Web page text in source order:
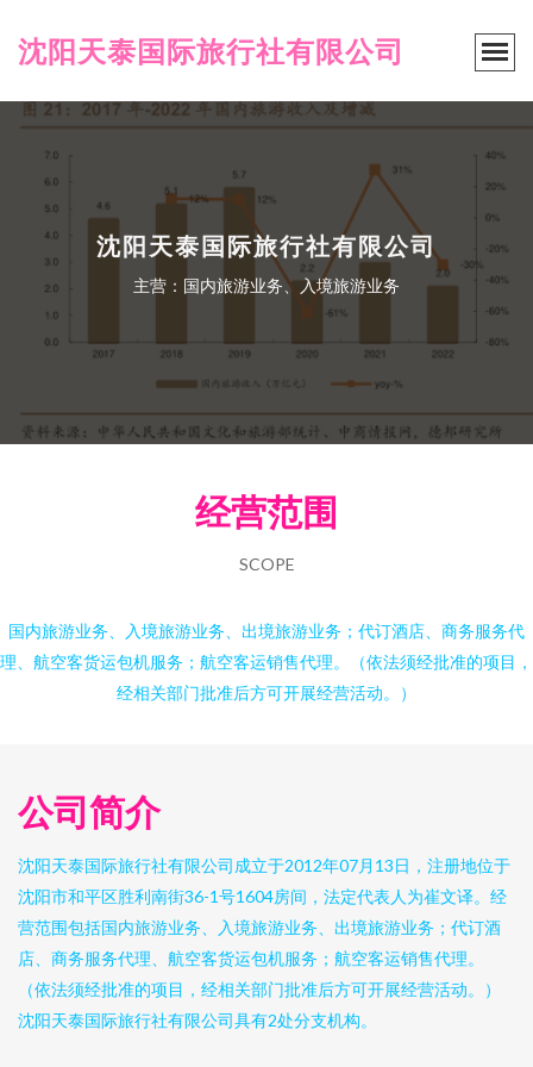
沈阳天泰国际旅行社有限公司
沈阳天泰国际旅行社有限公司
主营：国内旅游业务、入境旅游业务
经营范围
SCOPE
国内旅游业务、入境旅游业务、出境旅游业务；代订酒店、商务服务代
理、航空客货运包机服务；航空客运销售代理。（依法须经批准的项目，
经相关部门批准后方可开展经营活动。）
公司简介
沈阳天泰国际旅行社有限公司成立于2012年07月13日，注册地位于
沈阳市和平区胜利南街36-1号1604房间，法定代表人为崔文译。经
营范围包括国内旅游业务、入境旅游业务、出境旅游业务；代订酒
店、商务服务代理、航空客货运包机服务；航空客运销售代理。
（依法须经批准的项目，经相关部门批准后方可开展经营活动。）
沈阳天泰国际旅行社有限公司具有2处分支机构。